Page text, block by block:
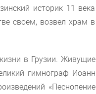
историк 11 века
своем, возвел храм в
в Грузии. Живущие
гимнограф Иоанн
«Песнопение